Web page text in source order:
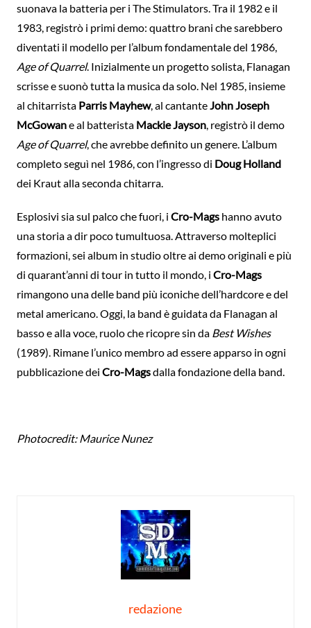
suonava la batteria per i The Stimulators. Tra il 1982 e il
1983, registrò i primi demo: quattro brani che sarebbero
diventati il ​​modello per l’album fondamentale del 1986,
Age of Quarrel. Inizialmente un progetto solista, Flanagan
scrisse e suonò tutta la musica da solo. Nel 1985, insieme
al chitarrista Parris Mayhew, al cantante John Joseph
McGowane al batterista Mackie Jayson, registrò il demo
Age of Quarrel, che avrebbe definito un genere. L’album
completo seguì nel 1986, con l’ingresso di Doug Holland
dei Kraut alla seconda chitarra.
Esplosivi sia sul palco che fuori, i Cro-Magshanno avuto
una storia a dir poco tumultuosa. Attraverso molteplici
formazioni, sei album in studio oltre ai demo originali e più
di quarant’anni di tour in tutto il mondo, i Cro-Mags
rimangono una delle band più iconiche dell’hardcore e del
metal americano. Oggi, la band è guidata da Flanagan al
basso e alla voce, ruolo che ricopre sin da Best Wishes
(1989). Rimane l’unico membro ad essere apparso in ogni
pubblicazione dei Cro-Magsdalla fondazione della band.
Photocredit: Maurice Nunez
redazione